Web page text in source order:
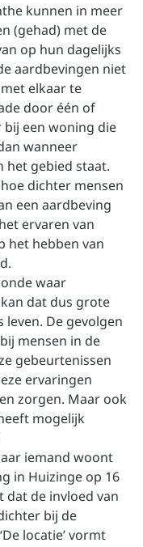
kunnen in meer
(gehad) met de
op hun dagelijks
aardbevingen niet
elkaar te
door één of
een woning die
wanneer
het gebied staat.
dichter mensen
een aardbeving
ervaren van
het hebben van
waar
dat dus grote
De gevolgen
mensen in de
gebeurtenissen
ervaringen
zorgen. Maar ook
mogelijk
iemand woont
in Huizinge op 16
dat de invloed van
bij de
locatie’ vormt